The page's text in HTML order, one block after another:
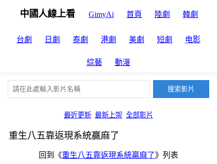
中國人線上看 GimyAi 首頁 陸劇 韓劇
台劇 日劇 泰劇 港劇 美劇 短劇 电影
綜藝 動漫
最近更新 最新上架 全部影片
重生八五靠返現系統贏麻了
回到《重生八五靠返現系統贏麻了》列表